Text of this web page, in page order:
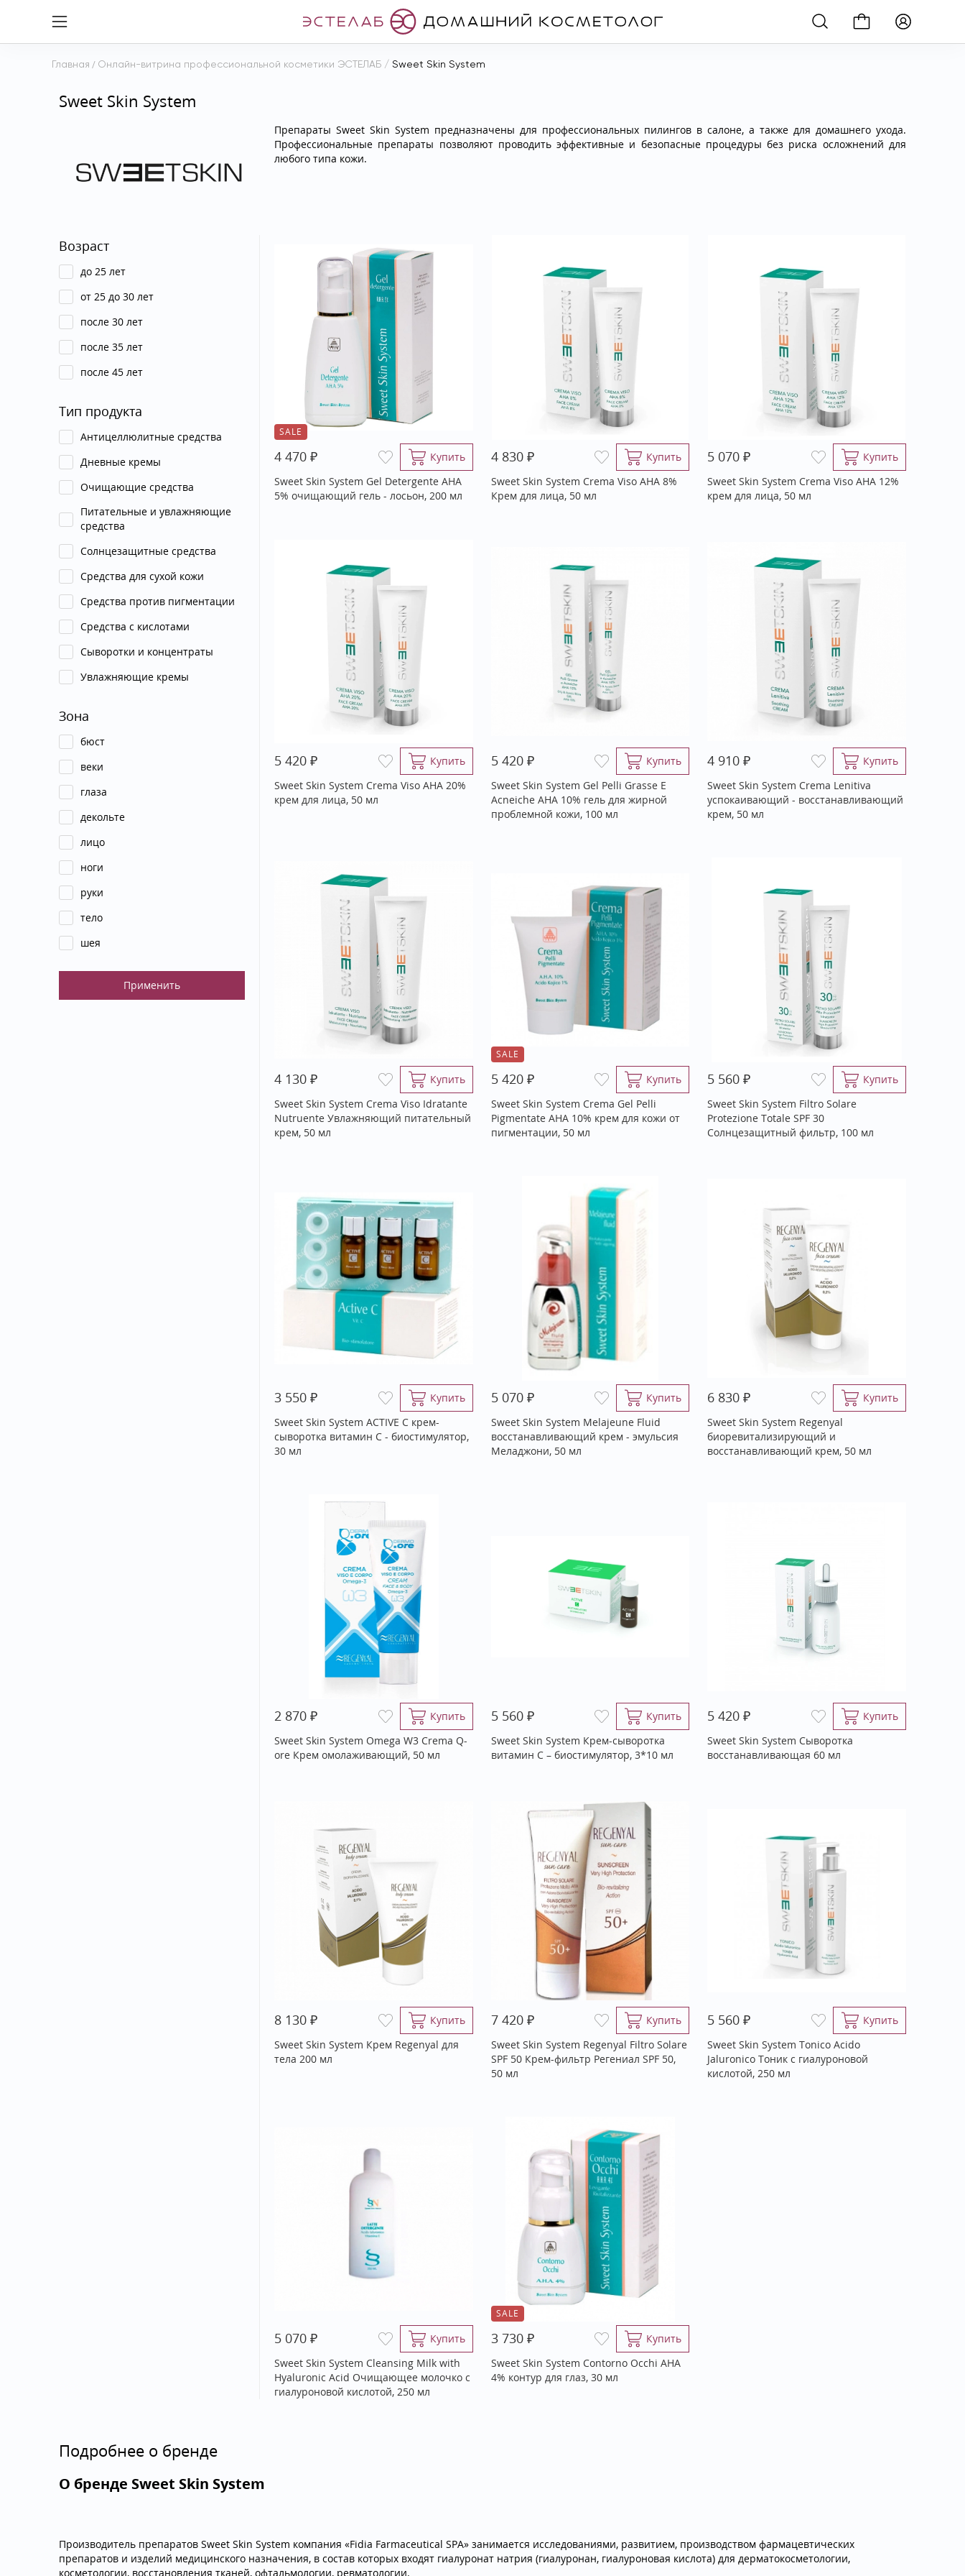
Главная / Онлайн-витрина профессиональной косметики ЭСТЕЛАБ / Sweet Skin System
Sweet Skin System
Препараты Sweet Skin System предназначены для профессиональных пилингов в салоне, а также для домашнего ухода.
Профессиональные препараты позволяют проводить эффективные и безопасные процедуры без риска осложнений для
любого типа кожи.
Возраст
до 25 лет
от 25 до 30 лет
после 30 лет
после 35 лет
после 45 лет
Тип продукта
Антицеллюлитные средства
Дневные кремы
Очищающие средства
Питательные и увлажняющие
средства
Солнцезащитные средства
Средства для сухой кожи
Средства против пигментации
Средства с кислотами
Сыворотки и концентраты
Увлажняющие кремы
Зона
бюст
веки
глаза
декольте
лицо
ноги
руки
тело
шея
SALE
4 470 ₽
Купить
Sweet Skin System Gel Detergente AHA
5% очищающий гель - лосьон, 200 мл
4 830 ₽
Купить
Sweet Skin System Crema Viso АНА 8%
Крем для лица, 50 мл
5 070₽
Купить
Sweet Skin System Crema Viso АНА 12%
крем для лица, 50 мл
5 420 ₽
Купить
Sweet Skin System Crema Viso АНА 20%
крем для лица, 50 мл
5 420 ₽
Купить
Sweet Skin System Gel Pelli Grasse E
Acneiche АНА 10% гель для жирной
проблемной кожи, 100 мл
4 910₽
Купить
Sweet Skin System Crema Lenitiva
успокаивающий - восстанавливающий
крем, 50 мл
4 130 ₽
Купить
Sweet Skin System Crema Viso Idratante
Nutruente Увлажняющий питательный
крем, 50 мл
SALE
5 420 ₽
Купить
Sweet Skin System Crema Gel Pelli
Pigmentate AHA 10% крем для кожи от
пигментации, 50 мл
5 560₽
Купить
Sweet Skin System Filtro Solare
Protezione Totale SPF 30
Солнцезащитный фильтр, 100 мл
3 550 ₽
Купить
Sweet Skin System ACTIVE C крем-
сыворотка витамин С - биостимулятор,
30 мл
5 070 ₽
Купить
Sweet Skin System Melajeune Fluid
восстанавливающий крем - эмульсия
Меладжони, 50 мл
6 830₽
Купить
Sweet Skin System Regenyal
биоревитализирующий и
восстанавливающий крем, 50 мл
2 870 ₽
Купить
Sweet Skin System Omega W3 Crema Q-
ore Крем омолаживающий, 50 мл
5 560 ₽
Купить
Sweet Skin System Крем-сыворотка
витамин С – биостимулятор, 3*10 мл
5 420₽
Купить
Sweet Skin System Сыворотка
восстанавливающая 60 мл
8 130 ₽
Купить
Sweet Skin System Крем Regenyal для
тела 200 мл
7 420 ₽
Купить
Sweet Skin System Regenyal Filtro Solare
SPF 50 Крем-фильтр Регениал SPF 50,
50 мл
5 560₽
Купить
Sweet Skin System Tonico Acido
Jaluronico Тоник с гиалуроновой
кислотой, 250 мл
5 070 ₽
Купить
Sweet Skin System Cleansing Milk with
Hyaluronic Acid Очищающее молочко с
гиалуроновой кислотой, 250 мл
SALE
3 730 ₽
Купить
Sweet Skin System Contorno Occhi AHA
4% контур для глаз, 30 мл
Подробнее о бренде
О бренде Sweet Skin System
Производитель препаратов Sweet Skin System компания «Fidia Farmaceutical SPA» занимается исследованиями, развитием, производством фармацевтических
препаратов и изделий медицинского назначения, в состав которых входят гиалуронат натрия (гиалуронан, гиалуроновая кислота) для дерматокосметологии,
косметологии, восстановления тканей, офтальмологии, ревматологии.